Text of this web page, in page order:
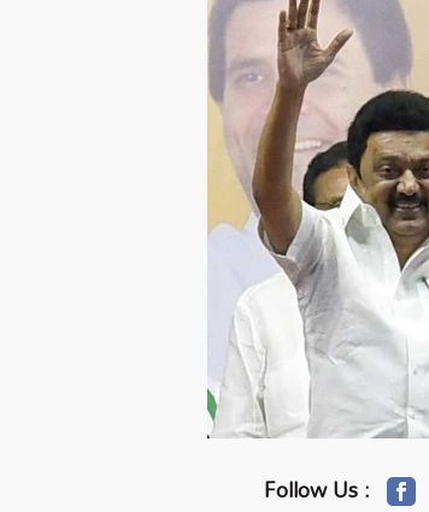
Follow Us :